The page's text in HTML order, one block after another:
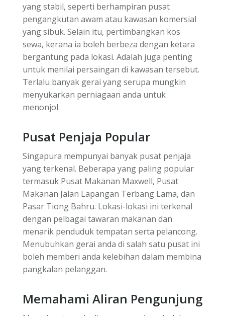
yang stabil, seperti berhampiran pusat
pengangkutan awam atau kawasan komersial
yang sibuk. Selain itu, pertimbangkan kos
sewa, kerana ia boleh berbeza dengan ketara
bergantung pada lokasi. Adalah juga penting
untuk menilai persaingan di kawasan tersebut.
Terlalu banyak gerai yang serupa mungkin
menyukarkan perniagaan anda untuk
menonjol.
Pusat Penjaja Popular
Singapura mempunyai banyak pusat penjaja
yang terkenal. Beberapa yang paling popular
termasuk Pusat Makanan Maxwell, Pusat
Makanan Jalan Lapangan Terbang Lama, dan
Pasar Tiong Bahru. Lokasi-lokasi ini terkenal
dengan pelbagai tawaran makanan dan
menarik penduduk tempatan serta pelancong.
Menubuhkan gerai anda di salah satu pusat ini
boleh memberi anda kelebihan dalam membina
pangkalan pelanggan.
Memahami Aliran Pengunjung